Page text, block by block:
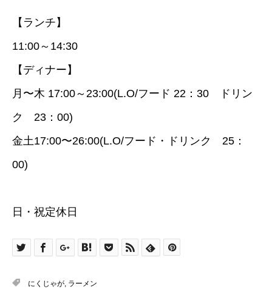
【ランチ】
11:00～14:30
【ディナー】
月〜木 17:00～23:00(L.O/フード 22：30 ドリン
ク 23：00)
金土17:00〜26:00(L.O/フード・ドリンク 25：
00)
日・祝定休日
にくじゃが, ラーメン